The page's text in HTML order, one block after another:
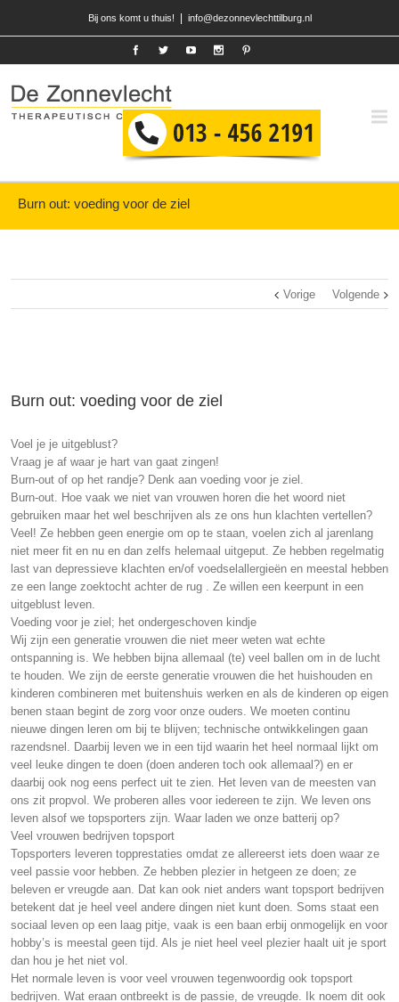
Bij ons komt u thuis! info@dezonnevlechttilburg.nl
Burn out: voeding voor de ziel
Vorige Volgende
Burn out: voeding voor de ziel
Voel je je uitgeblust?
Vraag je af waar je hart van gaat zingen!
Burn-out of op het randje? Denk aan voeding voor je ziel.
Burn-out. Hoe vaak we niet van vrouwen horen die het woord niet
gebruiken maar het wel beschrijven als ze ons hun klachten vertellen?
Veel! Ze hebben geen energie om op te staan, voelen zich al jarenlang
niet meer fit en nu en dan zelfs helemaal uitgeput. Ze hebben regelmatig
last van depressieve klachten en/of voedselallergieën en meestal hebben
ze een lange zoektocht achter de rug . Ze willen een keerpunt in een
uitgeblust leven.
Voeding voor je ziel; het ondergeschoven kindje
Wij zijn een generatie vrouwen die niet meer weten wat echte
ontspanning is. We hebben bijna allemaal (te) veel ballen om in de lucht
te houden. We zijn de eerste generatie vrouwen die het huishouden en
kinderen combineren met buitenshuis werken en als de kinderen op eigen
benen staan begint de zorg voor onze ouders. We moeten continu
nieuwe dingen leren om bij te blijven; technische ontwikkelingen gaan
razendsnel. Daarbij leven we in een tijd waarin het heel normaal lijkt om
veel leuke dingen te doen (doen anderen toch ook allemaal?) en er
daarbij ook nog eens perfect uit te zien. Het leven van de meesten van
ons zit propvol. We proberen alles voor iedereen te zijn. We leven ons
leven alsof we topsporters zijn. Waar laden we onze batterij op?
Veel vrouwen bedrijven topsport
Topsporters leveren topprestaties omdat ze allereerst iets doen waar ze
veel passie voor hebben. Ze hebben plezier in hetgeen ze doen; ze
beleven er vreugde aan. Dat kan ook niet anders want topsport bedrijven
betekent dat je heel veel andere dingen niet kunt doen. Soms staat een
sociaal leven op een laag pitje, vaak is een baan erbij onmogelijk en voor
hobby’s is meestal geen tijd. Als je niet heel veel plezier haalt uit je sport
dan hou je het niet vol.
Het normale leven is voor veel vrouwen tegenwoordig ook topsport
bedrijven. Wat eraan ontbreekt is de passie, de vreugde. Ik noem dit ook